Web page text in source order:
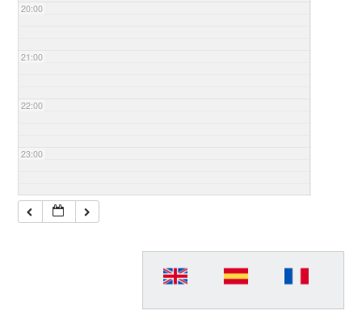
20:00
21:00
22:00
23:00